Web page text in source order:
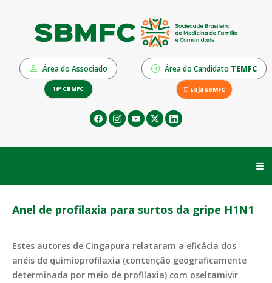
Área do Associado Área do Candidato TEMFC
19º CBMFC Loja SBMFC
☰
Anel de profilaxia para surtos da gripe H1N1
Estes autores de Cingapura relataram a eficácia dos
anéis de quimioprofilaxia (contenção geograficamente
determinada por meio de profilaxia) com oseltamivir